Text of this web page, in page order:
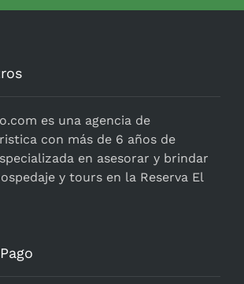
es una agencia de
con más de 6 años de
en asesorar y brindar
y tours en la Reserva El